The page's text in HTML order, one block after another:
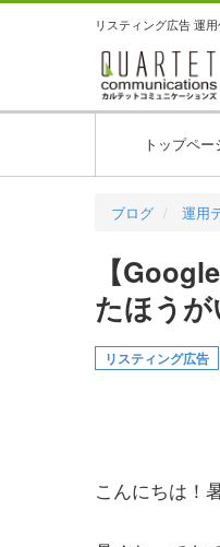
リスティング広告 運
トップペー
ブログ 運用
【
たほう
リスティング広告
こんにちは！